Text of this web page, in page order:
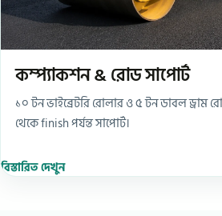
কম্প্যাকশন & রোড সাপোর্ট
১০ টন ভাইব্রেটরি রোলার ও ৫ টন ডাবল ড্রাম
থেকে finish পর্যন্ত সাপোর্ট।
বিস্তারিত দেখুন